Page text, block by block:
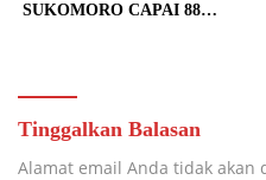
SUKOMORO CAPAI 88
Tinggalkan Balasan
Alamat email Anda tidak akan